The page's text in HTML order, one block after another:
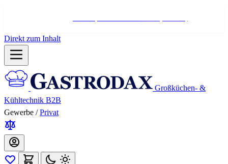
Direkt zum Inhalt
Großküchen- &
Kühltechnik B2B
Gewerbe / Privat